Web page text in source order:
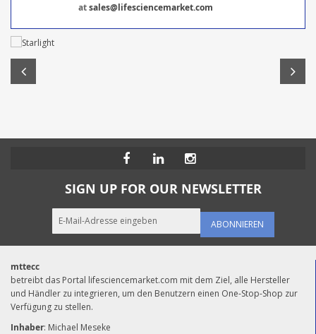
atsales@lifesciencemarket.com
SIGN UP FOR OUR NEWSLETTER
ABONNIEREN
mttecc
betreibt das Portal lifesciencemarket.com mit dem Ziel, alle Hersteller
und Händler zu integrieren, um den Benutzern einen One-Stop-Shop zur
Verfügung zu stellen.
Inhaber: Michael Meseke